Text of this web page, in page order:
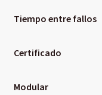
Tiempo entre fallos
Certificado
Modular